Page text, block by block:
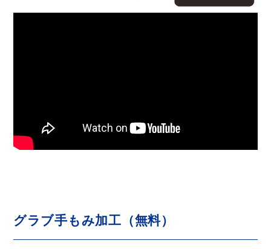
グラブ手もみ加工（無料）